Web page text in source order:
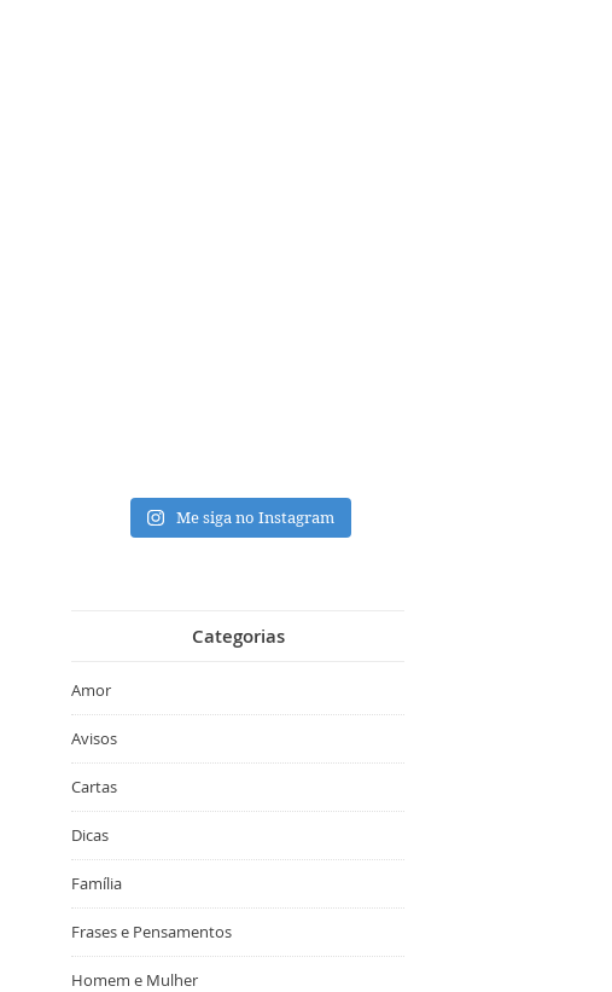
Me siga no Instagram
Categorias
Amor
Avisos
Cartas
Dicas
Família
Frases e Pensamentos
Homem e Mulher